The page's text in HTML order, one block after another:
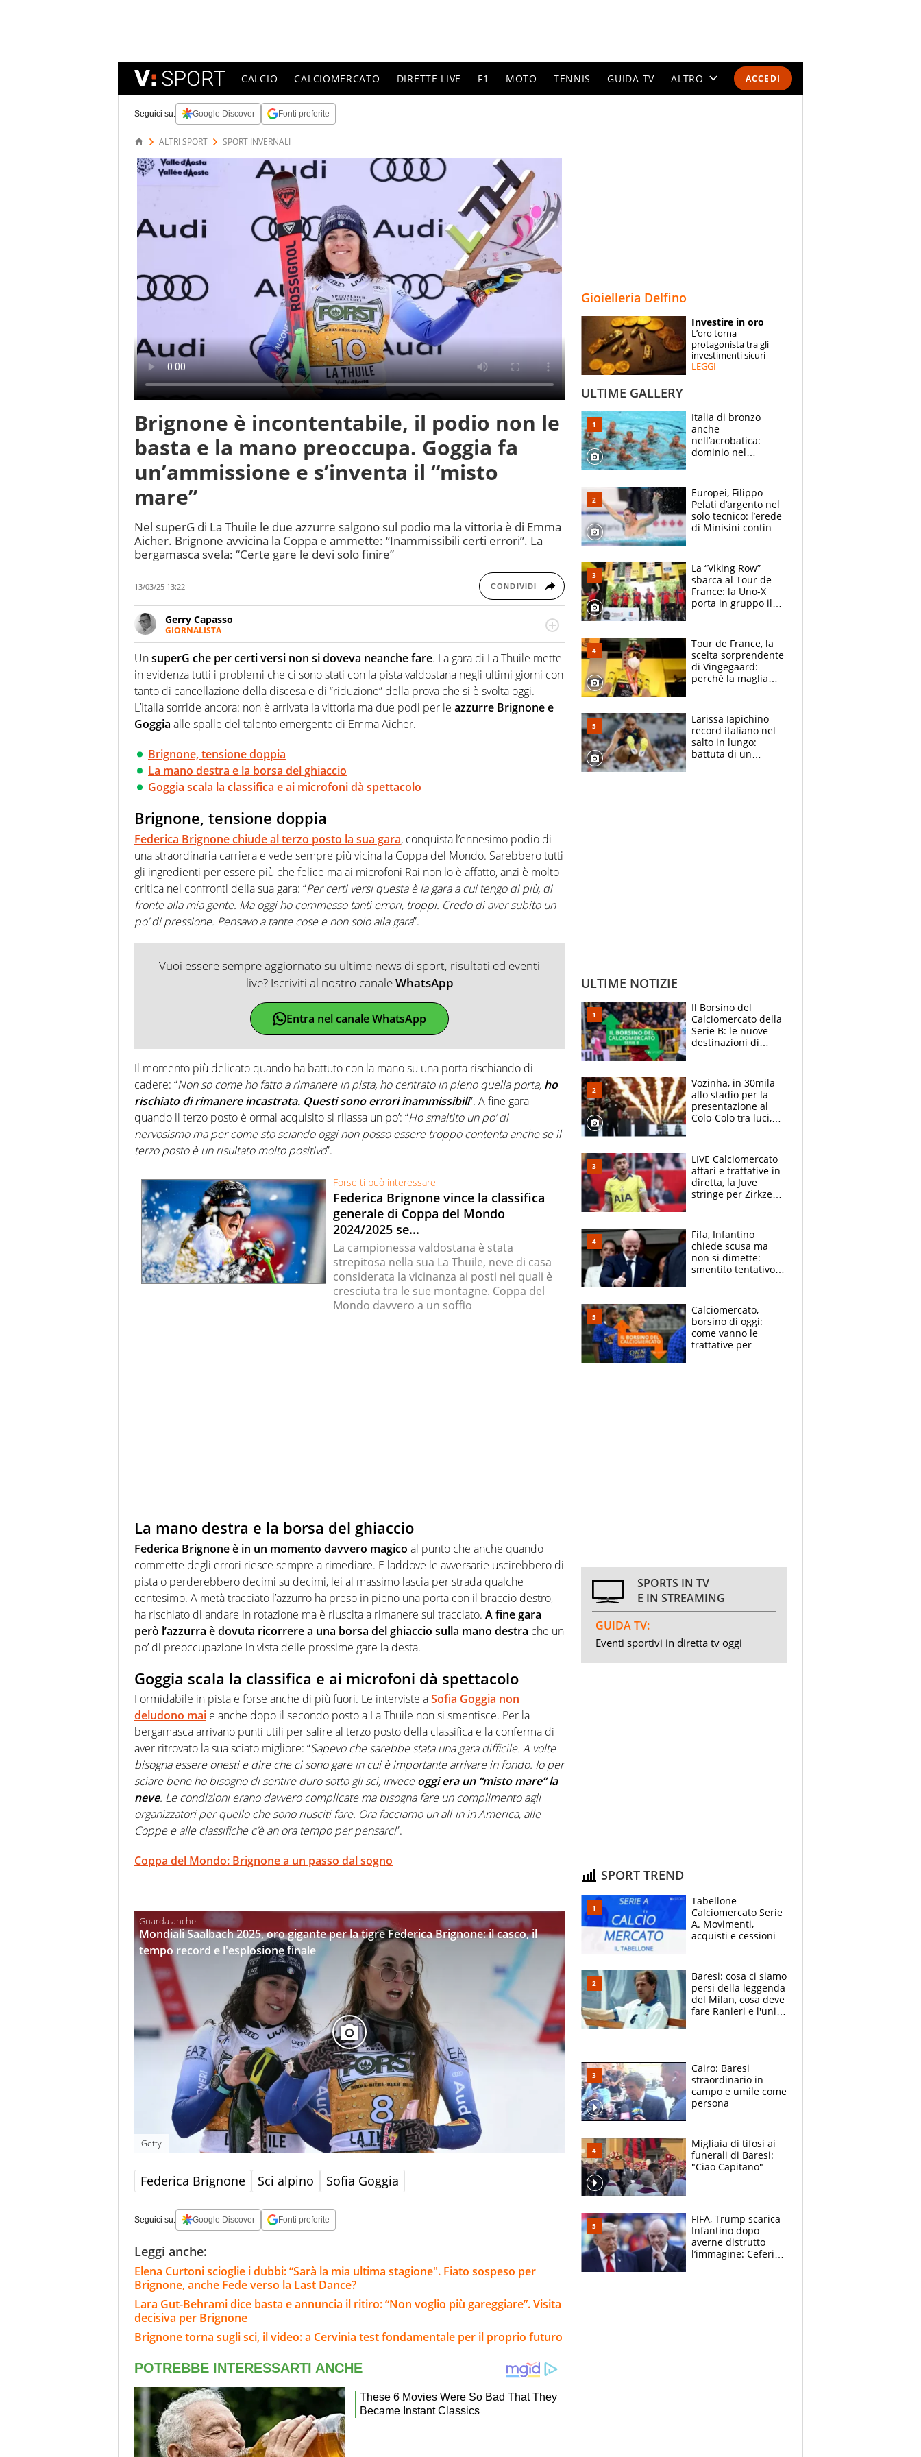
ACCEDI
CALCIO CALCIOMERCATO DIRETTE LIVE F1 MOTO TENNIS GUIDA TV ALTRO
SPECIALI
ESPERTI
Seguici su: Google Discover Fonti preferite
ALTRI SPORT SPORT INVERNALI
Brignone è incontentabile, il podio non le
basta e la mano preoccupa. Goggia fa
un’ammissione e s’inventa il “misto
mare”
Nel superG di La Thuile le due azzurre salgono sul podio ma la vittoria è di Emma
Aicher. Brignone avvicina la Coppa e ammette: “Inammissibili certi errori”. La
bergamasca svela: “Certe gare le devi solo finire”
13/03/25 13:22 CONDIVIDI
Gerry Capasso
GIORNALISTA
Per lui gli sport americani non hanno segreti: basket, football, baseball e la capacità
innata di trovare la notizia dove altri non vedono granché
UnsuperG che per certi versi non si doveva neanche fare. La gara di La Thuile mette
in evidenza tutti i problemi che ci sono stati con la pista valdostana negli ultimi giorni con
tanto di cancellazione della discesa e di “riduzione” della prova che si è svolta oggi.
L’Italia sorride ancora: non è arrivata la vittoria ma due podi per le azzurre Brignone e
Goggia alle spalle del talento emergente di Emma Aicher.
Brignone, tensione doppia
La mano destra e la borsa del ghiaccio
Goggia scala la classifica e ai microfoni dà spettacolo
Brignone, tensione doppia
Federica Brignone chiude al terzo posto la sua gara, conquista l’ennesimo podio di
una straordinaria carriera e vede sempre più vicina la Coppa del Mondo. Sarebbero tutti
gli ingredienti per essere più che felice ma ai microfoni Rai non lo è affatto, anzi è molto
critica nei confronti della sua gara: “Per certi versi questa è la gara a cui tengo di più, di
fronte alla mia gente. Ma oggi ho commesso tanti errori, troppi. Credo di aver subito un
po’ di pressione. Pensavo a tante cose e non solo alla gara”.
Vuoi essere sempre aggiornato su ultime news di sport, risultati ed eventi
live? Iscriviti al nostro canaleWhatsApp
Entra nel canale WhatsApp
Il momento più delicato quando ha battuto con la mano su una porta rischiando di
cadere: “Non so come ho fatto a rimanere in pista, ho centrato in pieno quella porta, ho
rischiato di rimanere incastrata. Questi sono errori inammissibili”. A fine gara
quando il terzo posto è ormai acquisito si rilassa un po’: “Ho smaltito un po’ di
nervosismo ma per come sto sciando oggi non posso essere troppo contenta anche se il
terzo posto è un risultato molto positivo”.
Forse ti può interessare
Federica Brignone vince la classifica
generale di Coppa del Mondo
2024/2025 se...
La campionessa valdostana è stata
strepitosa nella sua La Thuile, neve di casa
considerata la vicinanza ai posti nei quali è
cresciuta tra le sue montagne. Coppa del
Mondo davvero a un soffio
La mano destra e la borsa del ghiaccio
Federica Brignone è in un momento davvero magico al punto che anche quando
commette degli errori riesce sempre a rimediare. E laddove le avversarie uscirebbero di
pista o perderebbero decimi su decimi, lei al massimo lascia per strada qualche
centesimo. A metà tracciato l’azzurro ha preso in pieno una porta con il braccio destro,
ha rischiato di andare in rotazione ma è riuscita a rimanere sul tracciato. A fine gara
però l’azzurra è dovuta ricorrere a una borsa del ghiaccio sulla mano destra che un
po’ di preoccupazione in vista delle prossime gare la desta.
Goggia scala la classifica e ai microfoni dà spettacolo
Formidabile in pista e forse anche di più fuori. Le interviste aSofia Goggia non
deludono mai e anche dopo il secondo posto a La Thuile non si smentisce. Per la
bergamasca arrivano punti utili per salire al terzo posto della classifica e la conferma di
aver ritrovato la sua sciato migliore: “Sapevo che sarebbe stata una gara difficile. A volte
bisogna essere onesti e dire che ci sono gare in cui è importante arrivare in fondo. Io per
sciare bene ho bisogno di sentire duro sotto gli sci, inveceoggi era un “misto mare” la
neve. Le condizioni erano davvero complicate ma bisogna fare un complimento agli
organizzatori per quello che sono riusciti fare. Ora facciamo un all-in in America, alle
Coppe e alle classifiche c’è an ora tempo per pensarci”.
Coppa del Mondo: Brignone a un passo dal sogno
Mondiali Saalbach 2025, oro gigante per la tigre Federica Brignone: il casco, il
tempo record e l'esplosione finale
Getty
Federica Brignone Sci alpino Sofia Goggia
Seguici su: Google Discover Fonti preferite
Leggi anche:
Elena Curtoni scioglie i dubbi: “Sarà la mia ultima stagione". Fiato sospeso per
Brignone, anche Fede verso la Last Dance?
Lara Gut-Behrami dice basta e annuncia il ritiro: “Non voglio più gareggiare”. Visita
decisiva per Brignone
Brignone torna sugli sci, il video: a Cervinia test fondamentale per il proprio futuro
Gioielleria Delfino
Investire in oro
L’oro torna
protagonista tra gli
investimenti sicuri
LEGGI
ULTIME GALLERY
Italia di bronzo
anche
nell’acrobatica:
dominio nel
e compagni
continuare
Europei, Filippo
Pelati d’argento nel
solo tecnico: l’erede
di Minisini continua
mirino
La “Viking Row”
sbarca al Tour de
France: la Uno-X
porta in gruppo il
compagni
Tour de France, la
scelta sorprendente
di Vingegaard:
perché la maglia
rischio da evitare
Larissa Iapichino
record italiano nel
salto in lungo:
battuta di un
ULTIME NOTIZIE
Il Borsino del
Calciomercato della
Serie B: le nuove
destinazioni di
Vozinha, in 30mila
allo stadio per la
presentazione al
Colo-Colo tra luci,
LIVE Calciomercato
affari e trattative in
diretta, la Juve
stringe per Zirkzee,
Napoli-Lukaku
Fifa, Infantino
chiede scusa ma
non si dimette:
smentito tentativo di
Calciomercato,
borsino di oggi:
come vanno le
trattative per
SPORTS IN TV
E IN STREAMING
GUIDA TV:
Eventi sportivi in diretta tv oggi
SPORT TREND
Tabellone
Calciomercato Serie
A. Movimenti,
acquisti e cessioni:
Baresi: cosa ci siamo
persi della leggenda
del Milan, cosa deve
fare Ranieri e l'unico
Cairo: Baresi
straordinario in
campo e umile come
persona
Migliaia di tifosi ai
funerali di Baresi:
"Ciao Capitano"
FIFA, Trump scarica
Infantino dopo
averne distrutto
l’immagine: Ceferin